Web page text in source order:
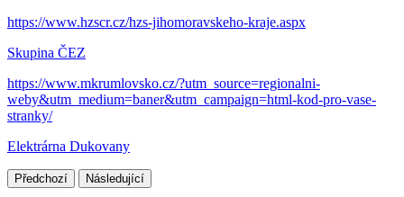
https://www.hzscr.cz/hzs-jihomoravskeho-kraje.aspx
Skupina ČEZ
https://www.mkrumlovsko.cz/?utm_source=regionalni-
weby&utm_medium=baner&utm_campaign=html-kod-pro-vase-
stranky/
Elektrárna Dukovany
Předchozí Následující